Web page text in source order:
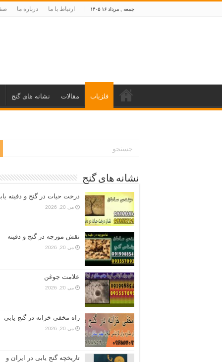
جمعه , مرداد ۱۶ ۱۴۰۵ ارتباط با ما درباره ما
فلزیاب مقالات نشانه های گنج
نشانه های گنج
درخت حیات در گنج و دفینه
می 20, 2026
نقش مورچه در گنج و دفینه
می 20, 2026
علامت جوغن
می 20, 2026
راه مخفی خزانه در گنج یابی
می 20, 2026
تاریخچه گنج‌ یابی در ایران و